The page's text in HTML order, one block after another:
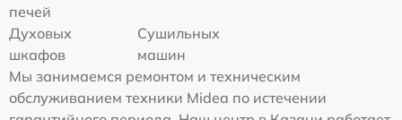
печей
Духовых
шкафов
Сушильных
машин
Мы занимаемся ремонтом и техническим
обслуживанием техники Midea по истечении